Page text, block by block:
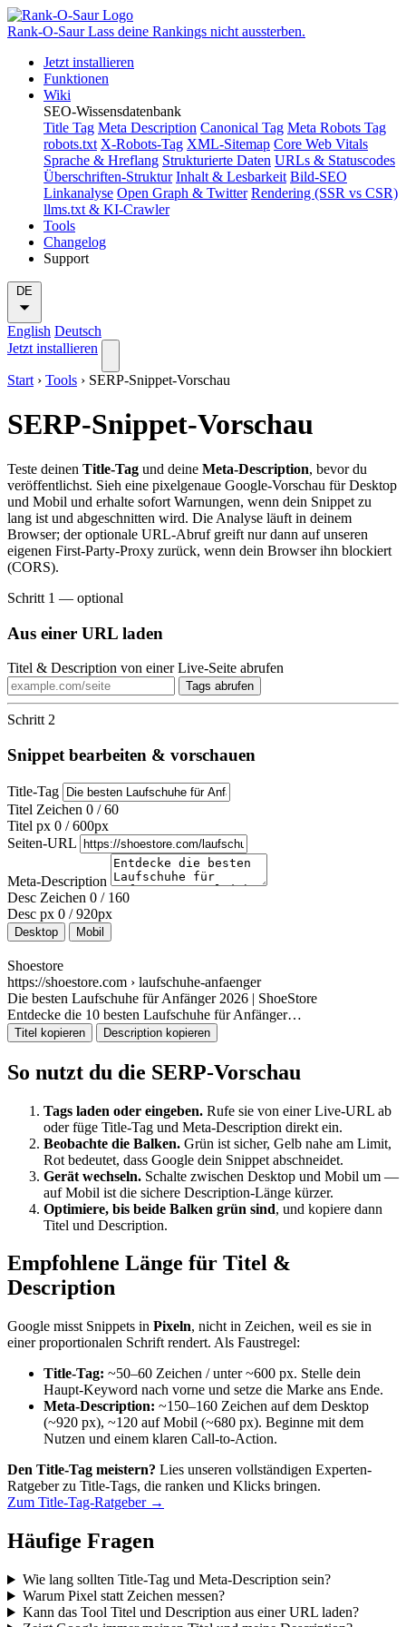
Rank-O-Saur Lass deine Rankings nicht aussterben.
Jetzt installieren
Funktionen
Wiki
SEO-Wissensdatenbank
Title Tag Meta Description Canonical Tag Meta Robots Tag
robots.txt X-Robots-Tag XML-Sitemap Core Web Vitals
Sprache & Hreflang Strukturierte Daten URLs & Statuscodes
Überschriften-Struktur Inhalt & Lesbarkeit Bild-SEO
Linkanalyse Open Graph & Twitter Rendering (SSR vs CSR)
llms.txt & KI-Crawler
Tools
Changelog
Support
English Deutsch
Jetzt installieren
Start › Tools › SERP-Snippet-Vorschau
SERP-Snippet-Vorschau
Teste deinen Title-Tag und deine Meta-Description, bevor du
veröffentlichst. Sieh eine pixelgenaue Google-Vorschau für Desktop
und Mobil und erhalte sofort Warnungen, wenn dein Snippet zu
lang ist und abgeschnitten wird. Die Analyse läuft in deinem
Browser; der optionale URL-Abruf greift nur dann auf unseren
eigenen First-Party-Proxy zurück, wenn dein Browser ihn blockiert
(CORS).
Schritt 1 — optional
Aus einer URL laden
Titel & Description von einer Live-Seite abrufen
Tags abrufen
Schritt 2
Snippet bearbeiten & vorschauen
Title-Tag
Titel Zeichen 0 / 60
Titel px 0 / 600px
Seiten-URL
Meta-Description
Desc Zeichen 0 / 160
Desc px 0 / 920px
Desktop Mobil
Shoestore
https://shoestore.com › laufschuhe-anfaenger
Die besten Laufschuhe für Anfänger 2026 | ShoeStore
Entdecke die 10 besten Laufschuhe für Anfänger…
Titel kopieren Description kopieren
So nutzt du die SERP-Vorschau
Tags laden oder eingeben. Rufe sie von einer Live-URL ab
oder füge Title-Tag und Meta-Description direkt ein.
Beobachte die Balken. Grün ist sicher, Gelb nahe am Limit,
Rot bedeutet, dass Google dein Snippet abschneidet.
Gerät wechseln. Schalte zwischen Desktop und Mobil um —
auf Mobil ist die sichere Description-Länge kürzer.
Optimiere, bis beide Balken grün sind, und kopiere dann
Titel und Description.
Empfohlene Länge für Titel &
Description
Google misst Snippets in Pixeln, nicht in Zeichen, weil es sie in
einer proportionalen Schrift rendert. Als Faustregel:
Title-Tag: ~50–60 Zeichen / unter ~600 px. Stelle dein
Haupt-Keyword nach vorne und setze die Marke ans Ende.
Meta-Description: ~150–160 Zeichen auf dem Desktop
(~920 px), ~120 auf Mobil (~680 px). Beginne mit dem
Nutzen und einem klaren Call-to-Action.
Den Title-Tag meistern? Lies unseren vollständigen Experten-
Ratgeber zu Title-Tags, die ranken und Klicks bringen.
Zum Title-Tag-Ratgeber →
Häufige Fragen
Wie lang sollten Title-Tag und Meta-Description sein?
Warum Pixel statt Zeichen messen?
Kann das Tool Titel und Description aus einer URL laden?